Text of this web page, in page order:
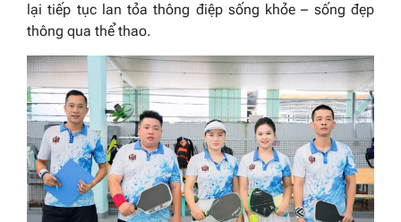
lại tiếp tục lan tỏa thông điệp sống khỏe – sống đẹp
thông qua thể thao.